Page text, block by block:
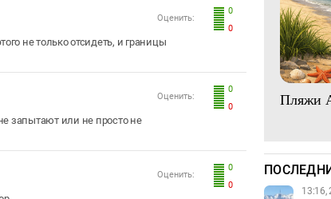
0
0
Оценить:
не только отсидеть, и границы
0
0
Оценить:
запытают или не просто не
0
0
Оценить:
Пляжи
13:16,